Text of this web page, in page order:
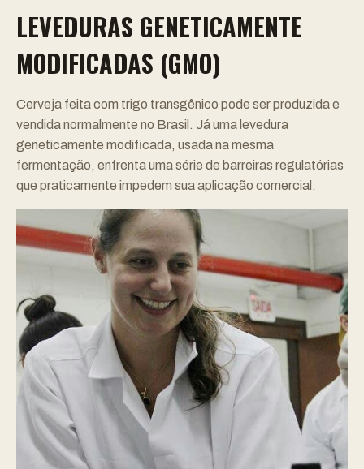
LEVEDURAS GENETICAMENTE
MODIFICADAS (GMO)
Cerveja feita com trigo transgênico pode ser produzida e
vendida normalmente no Brasil. Já uma levedura
geneticamente modificada, usada na mesma
fermentação, enfrenta uma série de barreiras regulatórias
que praticamente impedem sua aplicação comercial.